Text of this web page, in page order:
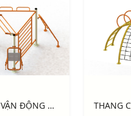
KHUNG VẬN ĐỘNG ĐA NĂNG 3 MẶT